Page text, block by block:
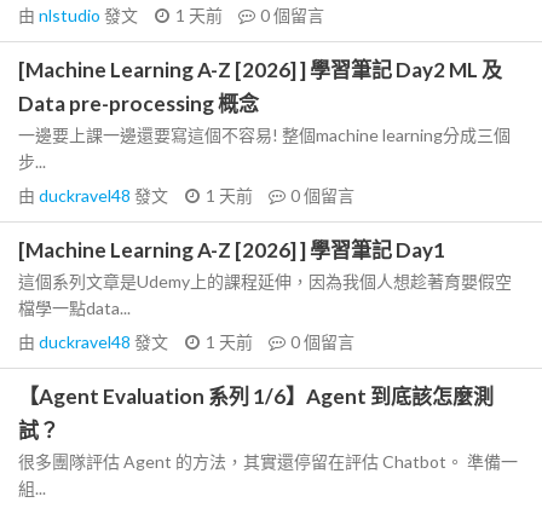
由 nlstudio 發文 1 天前 0個留言
[Machine Learning A-Z [2026] ] 學習筆記 Day2 ML 及
Data pre-processing 概念
一邊要上課一邊還要寫這個不容易! 整個machine learning分成三個
步...
由 duckravel48 發文 1 天前 0個留言
[Machine Learning A-Z [2026] ] 學習筆記 Day1
這個系列文章是Udemy上的課程延伸，因為我個人想趁著育嬰假空
檔學一點data...
由 duckravel48 發文 1 天前 0個留言
【Agent Evaluation 系列 1/6】Agent 到底該怎麼測
試？
很多團隊評估 Agent 的方法，其實還停留在評估 Chatbot。 準備一
組...